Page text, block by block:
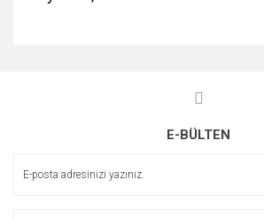
Yorum Yaz
Görüş ve önerileriniz için teşekkür ederiz.
Ürün açıklamasında eksik bilgiler bulunuyor.
E-BÜLTEN